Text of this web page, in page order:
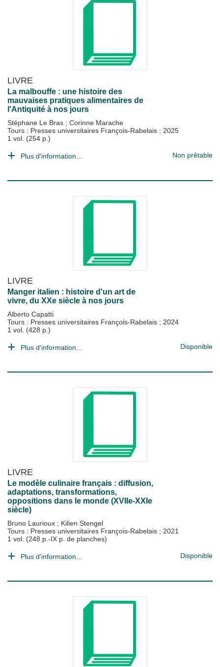
LIVRE
La malbouffe : une histoire des
mauvaises pratiques alimentaires de
l'Antiquité à nos jours
Stéphane Le Bras ; Corinne Marache
Tours : Presses universitaires François-Rabelais ; 2025
1 vol. (254 p.)
Plus d'information... Non prêtable
LIVRE
Manger italien : histoire d'un art de
vivre, du XXe siècle à nos jours
Alberto Capatti
Tours : Presses universitaires François-Rabelais ; 2024
1 vol. (428 p.)
Plus d'information... Disponible
LIVRE
Le modèle culinaire français : diffusion,
adaptations, transformations,
oppositions dans le monde (XVIIe-XXIe
siècle)
Bruno Laurioux ; Kilien Stengel
Tours : Presses universitaires François-Rabelais ; 2021
1 vol. (248 p.-IX p. de planches)
Plus d'information... Disponible